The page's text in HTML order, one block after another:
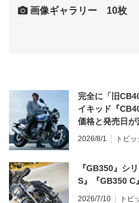
画像ギャラリー 10枚
完全に「旧
イキッド『
価格と発売日が
2026/8/1 トピッ
『GB350』シ
S』『GB350 C
2026/7/10 トピ